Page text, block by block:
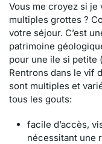
Vous me croyez si
multiples grottes ?
votre séjour. C’est
patrimoine
pour une ile si petite
Rentrons dans le vif
sont multiples et
tous les gouts:
facile d’accès,
nécessitant une